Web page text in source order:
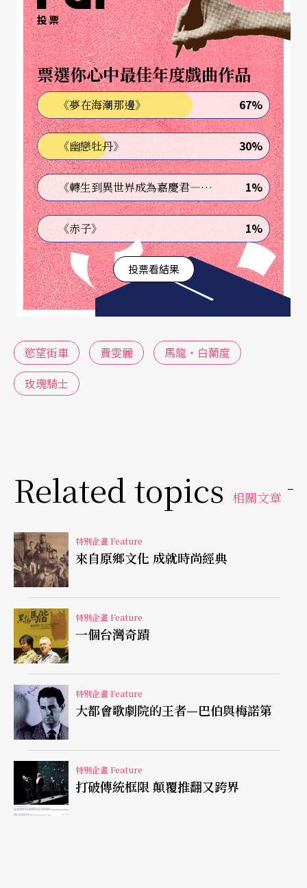
ming）、擔任史丹利一角的猛男型男中音羅德．傑
弗瑞（Rodney Gilfry）、以及飾演史黛拉的嬌小甜
美的花腔女高音伊莉莎白．芙特瑞爾（Elizabeth Fu
tral）等。這部從原著作者、作曲、製作到演出清一
色都是美國人的現代歌劇，不啻為當代美國古典音
樂界對其經典名著文化傳承的自我期許，也意味著
現代歌劇史中的一頁美式新篇，將再掀話題。
作為一部現代歌劇而言，《慾望街車》有其獨到的
美式風格。作曲家普列文以藍調音樂為基調，輔以
理查．史特勞斯式旋律引導的概念，烘托出美國南
方紐奧良那股外弛內繃、懶散不羈又情慾竄流的氛
圍，在在呼應女主角白蘭琪複雜的內心糾結：一面
是出身世家、教育良好的上流淑女，擁有高尚舉止
品德，熱愛藝術文學，嚮往精神戀愛；另一面則是
放浪不羈、難拒情慾驅使的下層蕩婦，沉耽於愛情
追逐遊戲，藉由不斷地與陌生人的肉體親密，來填
樂，不禁叫人想起《
玫瑰騎士》最後一景的三重
生命的最單純、最真切的期待，且由弗萊明這位堪
稱當代最優秀的史特勞斯的詮釋者，緩緩唱來，不
由叫人聽之動容。
寫實戲劇經典，歌劇難抒真實感
不過，就對原著詮釋來說，歌劇版的表演明顯不如
深印人心的電影版來得深刻。就女主角而言，畢竟
費雯麗對白蘭琪的詮釋是如此地經典，就連原作者
田納西．威廉斯都讚其「不僅演出了這個角色我想
要的所有特質，甚至還有更多我所沒想像到的」。
而這也正是任何改編經典作品製作所會面臨到逃避
不了的比較。威廉斯的原著是極端寫實的，也只有
投票
票選你心中最佳年度戲曲作品
《夢在海潮那邊》 67%
《幽戀牡丹》 30%
《轉生到異世界成為嘉慶君—發現我的祖先是詐騙集團!?》 1%
《赤子》 1%
投票看結果
慾望街車 費雯麗
馬龍‧白蘭度
玫瑰騎士
Related topics 相關文章
特別企畫 Feature
來自原鄉文化 成就時尚經典
特別企畫 Feature
一個台灣奇蹟
特別企畫 Feature
大都會歌劇院的王者—巴伯與梅諾第
特別企畫 Feature
打破傳統框限 顛覆推翻又跨界